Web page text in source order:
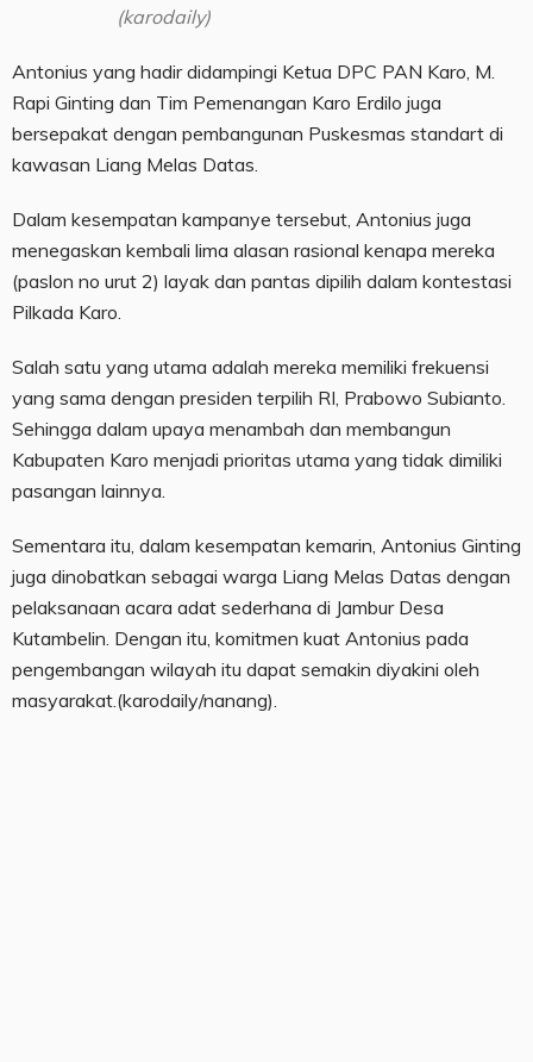
(karodaily)
Antonius yang hadir didampingi Ketua DPC PAN Karo, M.
Rapi Ginting dan Tim Pemenangan Karo Erdilo juga
bersepakat dengan pembangunan Puskesmas standart di
kawasan Liang Melas Datas.
Dalam kesempatan kampanye tersebut, Antonius juga
menegaskan kembali lima alasan rasional kenapa mereka
(paslon no urut 2) layak dan pantas dipilih dalam kontestasi
Pilkada Karo.
Salah satu yang utama adalah mereka memiliki frekuensi
yang sama dengan presiden terpilih RI, Prabowo Subianto.
Sehingga dalam upaya menambah dan membangun
Kabupaten Karo menjadi prioritas utama yang tidak dimiliki
pasangan lainnya.
Sementara itu, dalam kesempatan kemarin, Antonius Ginting
juga dinobatkan sebagai warga Liang Melas Datas dengan
pelaksanaan acara adat sederhana di Jambur Desa
Kutambelin. Dengan itu, komitmen kuat Antonius pada
pengembangan wilayah itu dapat semakin diyakini oleh
masyarakat.(karodaily/nanang).